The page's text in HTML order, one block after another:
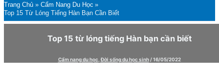
Trang Chủ
Cẩm Nang Du Học
Top 15 Từ Lóng Tiếng Hàn Bạn Cần Biết
Top 15 từ lóng tiếng Hàn bạn cần biết
Cẩm nang du học,Đời sống du học sinh/16/05/2022